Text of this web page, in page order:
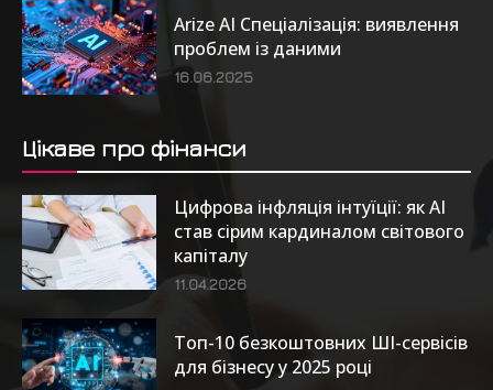
Arize AI Спеціалізація: виявлення
проблем із даними
16.06.2025
Цікаве про фінанси
Цифрова інфляція інтуїції: як AI
став сірим кардиналом світового
капіталу
11.04.2026
Топ-10 безкоштовних ШІ-сервісів
для бізнесу у 2025 році